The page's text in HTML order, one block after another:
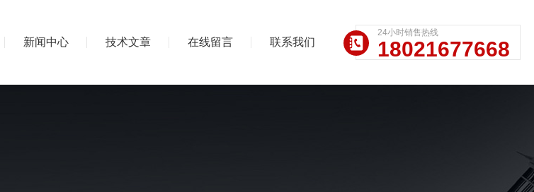
新闻中心 技术文章 在线留言 联系我们
24小时销售热线
18021677668